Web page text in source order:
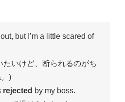
but I’m a little scared of
たいけど、断られるのがち
)
rejected by my boss.